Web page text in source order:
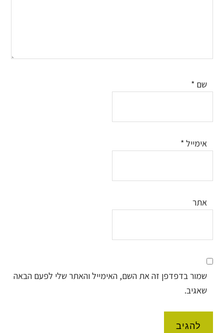
שם *
אימייל *
אתר
שמור בדפדפן זה את השם, האימייל והאתר שלי לפעם הבאה
שאגיב.